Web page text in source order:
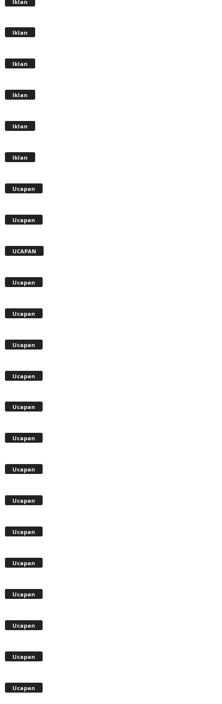
Iklan
Iklan
Iklan
Iklan
Iklan
Iklan
Ucapan
Ucapan
UCAPAN
Ucapan
Ucapan
Ucapan
Ucapan
Ucapan
Ucapan
Ucapan
Ucapan
Ucapan
Ucapan
Ucapan
Ucapan
Ucapan
Ucapan